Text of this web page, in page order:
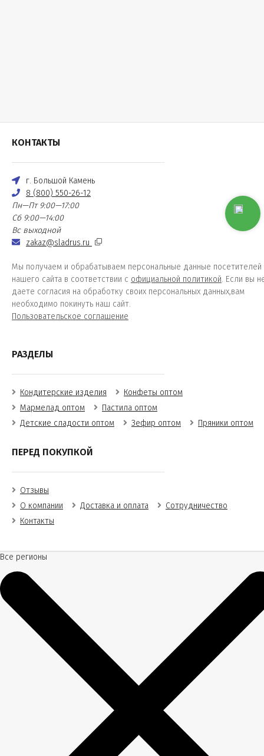
КОНТАКТЫ
г. Большой Камень
8 (800) 550-26-12
Пн—Пт 9:00—17:00
Сб 9:00—14:00
Вс выходной
zakaz@sladrus.ru
Мы получаем и обрабатываем персональные данные посетителей
нашего сайта в соответствии с официальной политикой. Если вы
даете согласия на обработку своих персональных данных,вам
необходимо покинуть наш сайт.
Пользовательское соглашение
РАЗДЕЛЫ
Кондитерские изделия
Конфеты оптом
Мармелад оптом
Пастила оптом
Детские сладости оптом
Зефир оптом Пряники оптом
ПЕРЕД ПОКУПКОЙ
Отзывы
О компании
Доставка и оплата
Сотрудничество
Контакты
Все регионы